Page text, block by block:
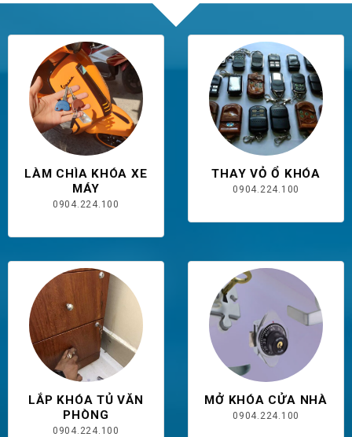
LÀM CHÌA KHÓA XE
MÁY
0904.224.100
THAY VỎ Ổ KHÓA
0904.224.100
LẮP KHÓA TỦ VĂN
PHÒNG
0904.224.100
MỞ KHÓA CỬA NHÀ
0904.224.100